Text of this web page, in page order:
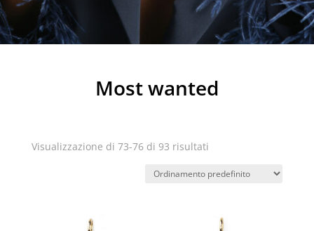
Most wanted
Visualizzazione di 73-76 di 93 risultati